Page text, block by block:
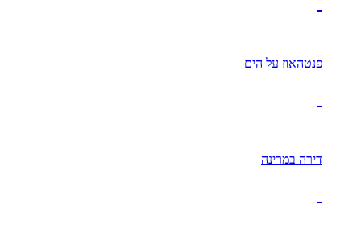
פנטהאוז על הים
דירה במרינה